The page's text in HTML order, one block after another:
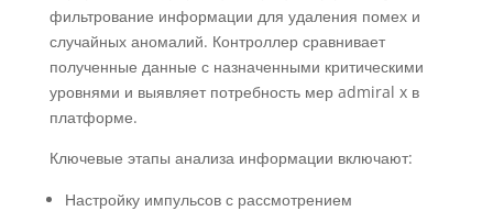
фильтрование информации для удаления помех и
случайных аномалий. Контроллер сравнивает
полученные данные с назначенными критическими
уровнями и выявляет потребность мер admiral x в
платформе.
Ключевые этапы анализа информации включают:
Настройку импульсов с рассмотрением